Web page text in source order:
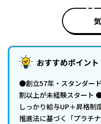
おすすめポイント
●創立57年・スタンダー
割以上が未経験スタート
しっかり給与UP＋昇格
推進法に基づく「プラチ